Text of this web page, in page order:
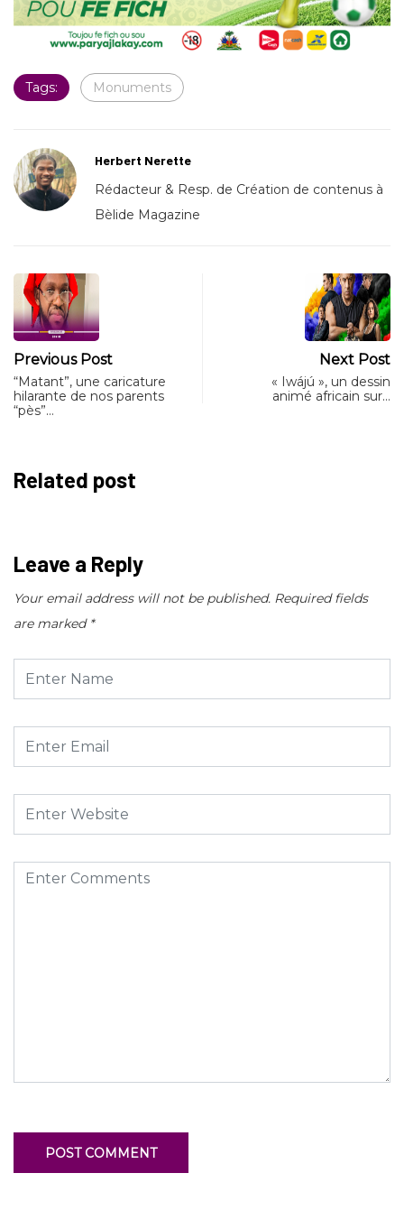
Tags: Monuments
Herbert Nerette
Rédacteur & Resp. de Création de contenus à
Bèlide Magazine
Previous Post
“Matant”, une caricature
hilarante de nos parents
“pès”…
Next Post
« Iwájú », un dessin
animé africain sur…
Related post
Leave a Reply
Your email address will not be published. Required fields
are marked *